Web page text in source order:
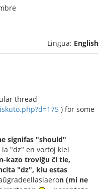
Lingua: English
thread
) for some
signifas "should"
"dz" en vortoj kiel
kazo troviĝu ĉi tie,
"dz", kiu estas
n (mi ne